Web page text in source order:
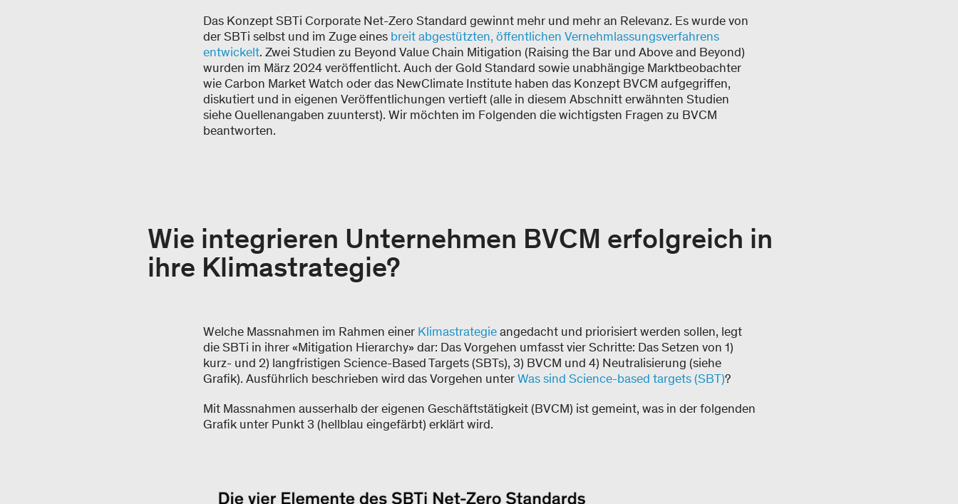
Das Konzept SBTi Corporate Net-Zero Standard gewinnt mehr und mehr an Relevanz. Es wurde von
der SBTi selbst und im Zuge eines breit abgestützten, öffentlichen Vernehmlassungsverfahrens
entwickelt. Zwei Studien zu Beyond Value Chain Mitigation (Raising the Bar und Above and Beyond)
wurden im März 2024 veröffentlicht. Auch der Gold Standard sowie unabhängige Marktbeobachter
wie Carbon Market Watch oder das NewClimate Institute haben das Konzept BVCM aufgegriffen,
diskutiert und in eigenen Veröffentlichungen vertieft (alle in diesem Abschnitt erwähnten Studien
siehe Quellenangaben zuunterst). Wir möchten im Folgenden die wichtigsten Fragen zu BVCM
beantworten.
Wie integrieren Unternehmen BVCM erfolgreich in
ihre Klimastrategie?
Welche Massnahmen im Rahmen einer Klimastrategieangedacht und priorisiert werden sollen, legt
die SBTi in ihrer «Mitigation Hierarchy» dar: Das Vorgehen umfasst vier Schritte: Das Setzen von 1)
kurz- und 2) langfristigen Science-Based Targets (SBTs), 3) BVCM und 4) Neutralisierung (siehe
Grafik). Ausführlich beschrieben wird das Vorgehen unterWas sind Science-based targets (SBT)?
Mit Massnahmen ausserhalb der eigenen Geschäftstätigkeit (BVCM) ist gemeint, was in der folgenden
Grafik unter Punkt 3 (hellblau eingefärbt) erklärt wird.